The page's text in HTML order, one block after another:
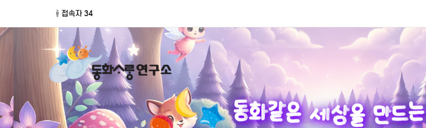
접속자 34
동화같은 세상을 만드는